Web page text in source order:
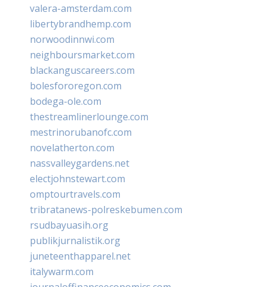
valera-amsterdam.com
libertybrandhemp.com
norwoodinnwi.com
neighboursmarket.com
blackanguscareers.com
bolesfororegon.com
bodega-ole.com
thestreamlinerlounge.com
mestrinorubanofc.com
novelatherton.com
nassvalleygardens.net
electjohnstewart.com
omptourtravels.com
tribratanews-polreskebumen.com
rsudbayuasih.org
publikjurnalistik.org
juneteenthapparel.net
italywarm.com